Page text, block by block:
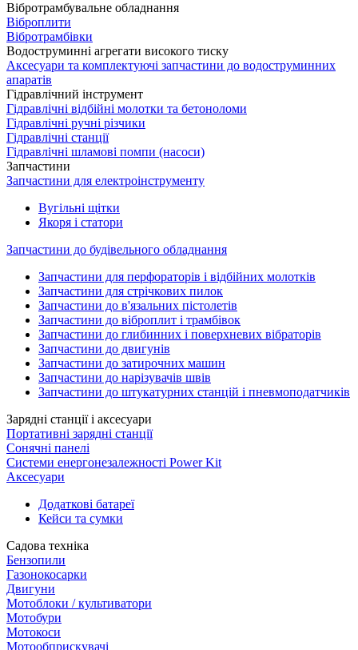
Вібротрамбувальне обладнання
Віброплити
Вібротрамбівки
Водоструминні агрегати високого тиску
Аксесуари та комплектуючі запчастини до водоструминних
апаратів
Гідравлічний інструмент
Гідравлічні відбійні молотки та бетоноломи
Гідравлічні ручні різчики
Гідравлічні станції
Гідравлічні шламові помпи (насоси)
Запчастини
Запчастини для електроінструменту
Вугільні щітки
Якоря і статори
Запчастини до будівельного обладнання
Запчастини для перфораторів і відбійних молотків
Запчастини для стрічкових пилок
Запчастини до в'язальних пістолетів
Запчастини до віброплит і трамбівок
Запчастини до глибинних і поверхневих вібраторів
Запчастини до двигунів
Запчастини до затирочних машин
Запчастини до нарізувачів швів
Запчастини до штукатурних станцій і пневмоподатчиків
Зарядні станції і аксесуари
Портативні зарядні станції
Сонячні панелі
Системи енергонезалежності Power Kit
Аксесуари
Додаткові батареї
Кейси та сумки
Садова техніка
Бензопили
Газонокосарки
Двигуни
Мотоблоки / культиватори
Мотобури
Мотокоси
Мотообприскувачі